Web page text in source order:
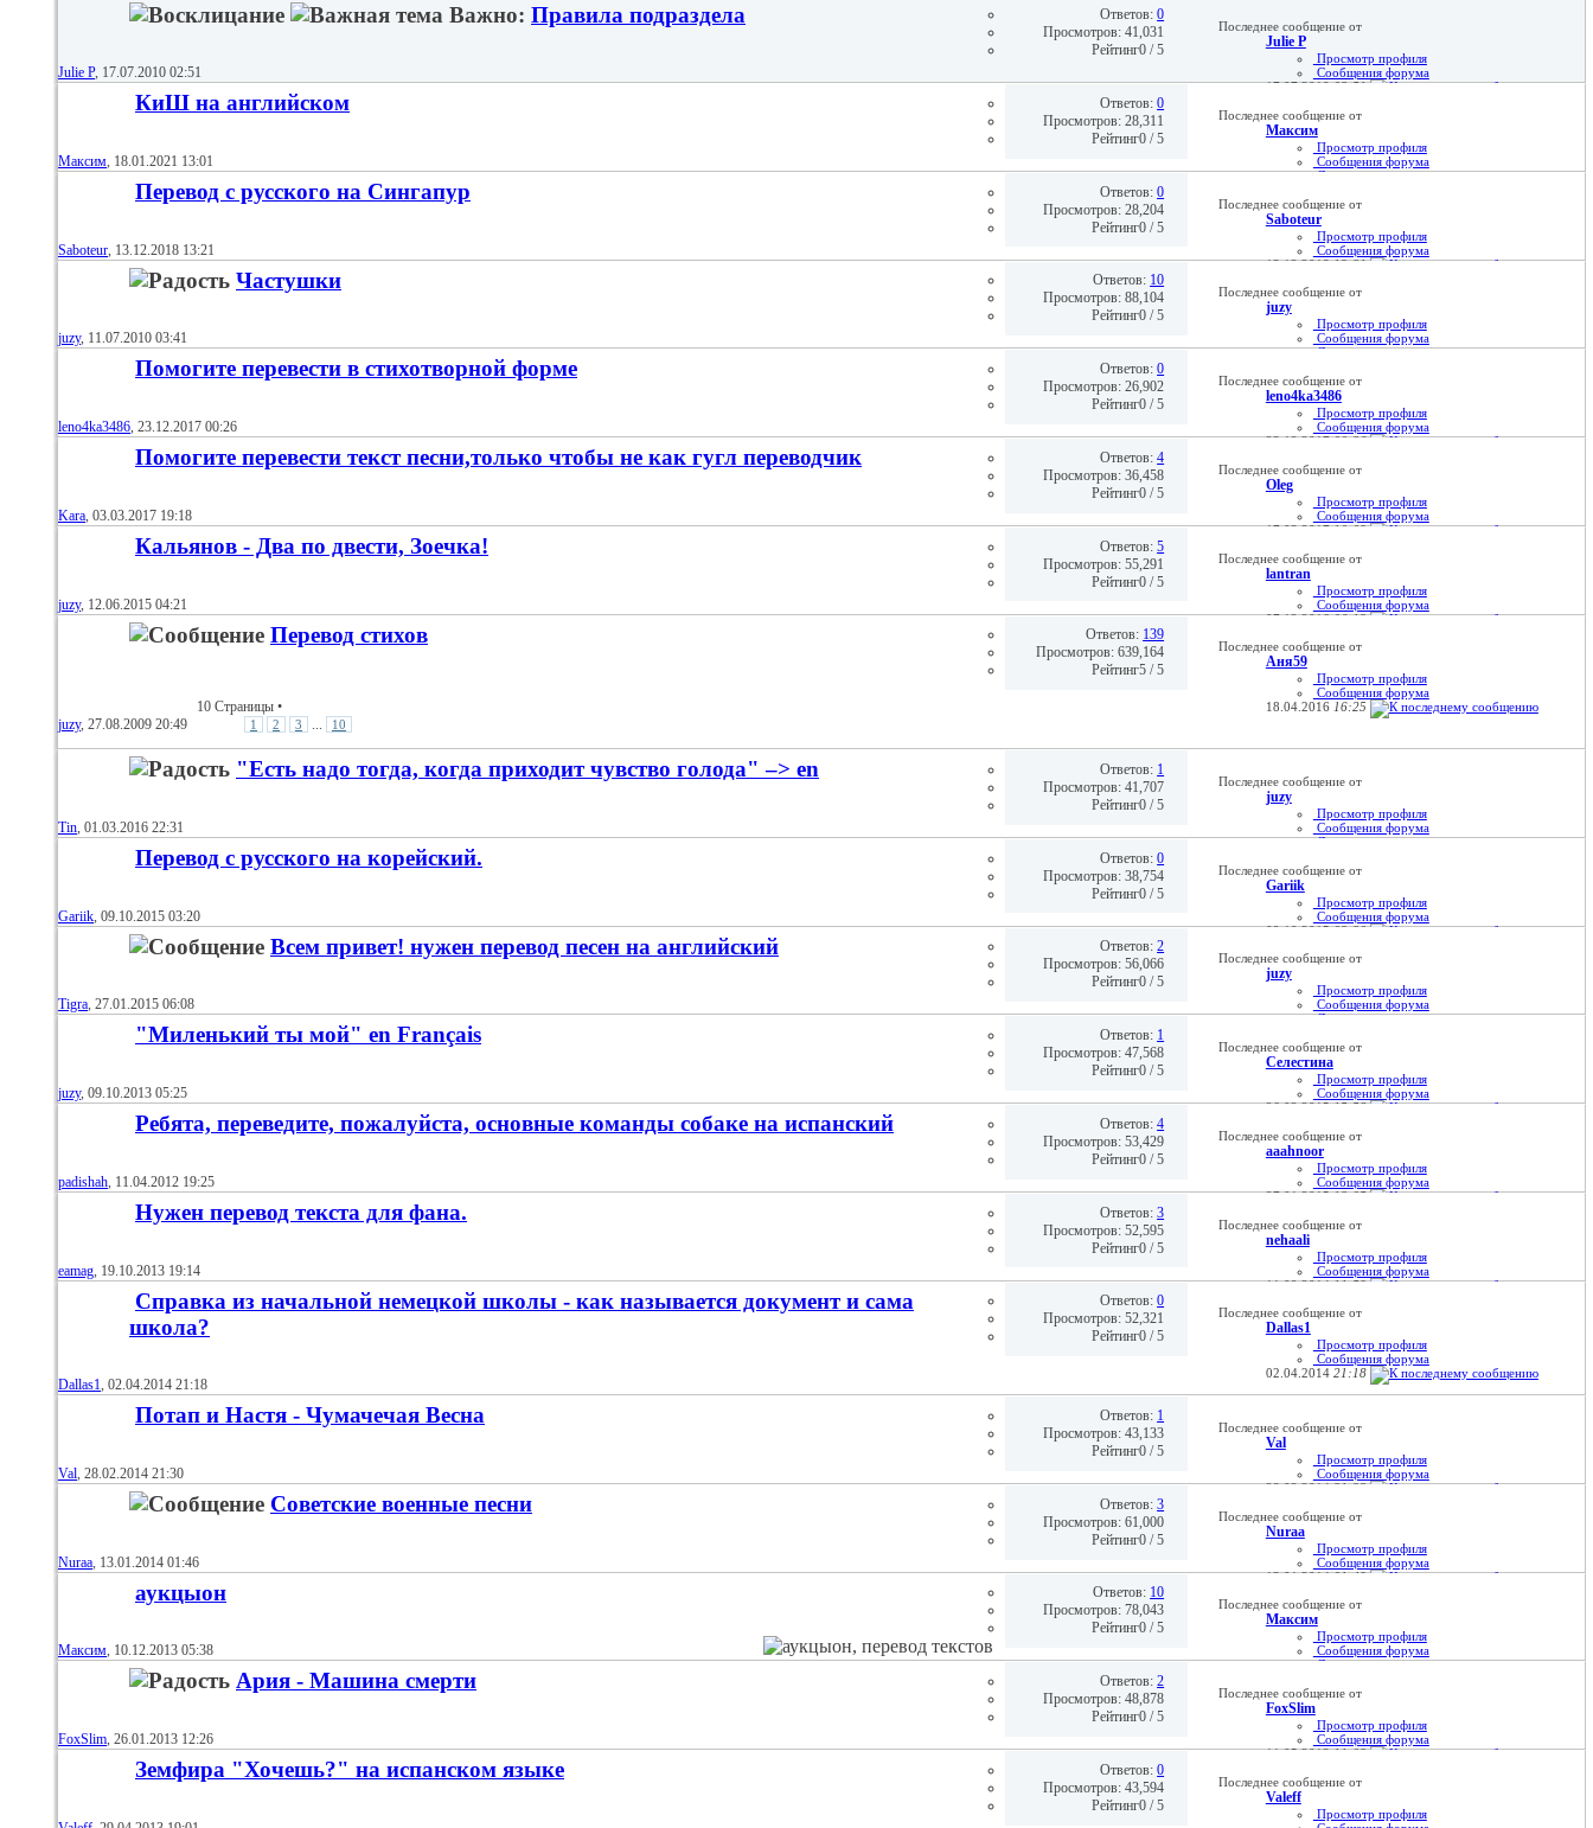
Важно: Правила подраздела
Julie P, 17.07.2010 02:51
Ответов:0
Просмотров: 41,031
Рейтинг0 / 5
Последнее сообщение от
Julie P
Просмотр профиля
Сообщения форума
17.07.201002:51
КиШ на английском
Максим, 18.01.2021 13:01
Ответов:0
Просмотров: 28,311
Рейтинг0 / 5
Последнее сообщение от
Максим
Просмотр профиля
Сообщения форума
Домашняя страница
Перевод с русского на Сингапур
Saboteur , 13.12.2018 13:21
Ответов:0
Просмотров: 28,204
Рейтинг0 / 5
Последнее сообщение от
Saboteur
Просмотр профиля
Сообщения форума
13.12.201813:21
Частушки
juzy, 11.07.2010 03:41
Ответов: 10
Просмотров: 88,104
Рейтинг0 / 5
Последнее сообщение от
juzy
Просмотр профиля
Сообщения форума
Домашняя страница
Помогите перевести в стихотворной форме
leno4ka3486, 23.12.2017 00:26
Ответов:0
Просмотров: 26,902
Рейтинг0 / 5
Последнее сообщение от
leno4ka3486
Просмотр профиля
Сообщения форума
23.12.201700:26
Помогите перевести текст песни,только чтобы не как гугл переводчик
Kara, 03.03.2017 19:18
Ответов:4
Просмотров: 36,458
Рейтинг0 / 5
Последнее сообщение от
Oleg
Просмотр профиля
Сообщения форума
17.03.201710:09
Кальянов - Два по двести, Зоечка!
juzy, 12.06.2015 04:21
Ответов:5
Просмотров: 55,291
Рейтинг0 / 5
Последнее сообщение от
lantran
Просмотр профиля
Сообщения форума
07.12.201606:13
Перевод стихов
juzy, 27.08.2009 20:49
10 Страницы •
1 2 3 ... 10
Ответов: 139
Просмотров: 639,164
Рейтинг5 / 5
Последнее сообщение от
Аня59
Просмотр профиля
Сообщения форума
18.04.2016 16:25
"Есть надо тогда, когда приходит чувство голода" –> en
Tin, 01.03.2016 22:31
Ответов: 1
Просмотров: 41,707
Рейтинг0 / 5
Последнее сообщение от
juzy
Просмотр профиля
Сообщения форума
Домашняя страница
Перевод с русского на корейский.
Gariik , 09.10.2015 03:20
Ответов:0
Просмотров: 38,754
Рейтинг0 / 5
Последнее сообщение от
Gariik
Просмотр профиля
Сообщения форума
09.10.201503:20
Всем привет! нужен перевод песен на английский
Tigra, 27.01.2015 06:08
Ответов:2
Просмотров: 56,066
Рейтинг0 / 5
Последнее сообщение от
juzy
Просмотр профиля
Сообщения форума
Домашняя страница
"Миленький ты мой" en Français
juzy, 09.10.2013 05:25
Ответов: 1
Просмотров: 47,568
Рейтинг0 / 5
Последнее сообщение от
Селестина
Просмотр профиля
Сообщения форума
26.02.201515:58
Ребята, переведите, пожалуйста, основные команды собаке на испанский
padishah, 11.04.2012 19:25
Ответов:4
Просмотров: 53,429
Рейтинг0 / 5
Последнее сообщение от
aaahnoor
Просмотр профиля
Сообщения форума
27.01.201512:05
Нужен перевод текста для фана.
eamag , 19.10.2013 19:14
Ответов:3
Просмотров: 52,595
Рейтинг0 / 5
Последнее сообщение от
nehaali
Просмотр профиля
Сообщения форума
11.09.201411:59
Справка из начальной немецкой школы - как называется документ и сама
школа?
Dallas1, 02.04.2014 21:18
Ответов:0
Просмотров: 52,321
Рейтинг0 / 5
Последнее сообщение от
Dallas1
Просмотр профиля
Сообщения форума
02.04.2014 21:18
Потап и Настя - Чумачечая Весна
Val, 28.02.2014 21:30
Ответов: 1
Просмотров: 43,133
Рейтинг0 / 5
Последнее сообщение от
Val
Просмотр профиля
Сообщения форума
28.02.201421:33
Советские военные песни
Nuraa , 13.01.2014 01:46
Ответов:3
Просмотров: 61,000
Рейтинг0 / 5
Последнее сообщение от
Nuraa
Просмотр профиля
Сообщения форума
13.01.201401:49
аукцыон
Максим, 10.12.2013 05:38
Ответов: 10
Просмотров: 78,043
Рейтинг0 / 5
Последнее сообщение от
Максим
Просмотр профиля
Сообщения форума
Домашняя страница
Ария - Машина смерти
FoxSlim, 26.01.2013 12:26
Ответов:2
Просмотров: 48,878
Рейтинг0 / 5
Последнее сообщение от
FoxSlim
Просмотр профиля
Сообщения форума
11.05.201311:02
Земфира "Хочешь?" на испанском языке Ответов:0
Просмотров: 43,594
Рейтинг0 / 5
Последнее сообщение от
Valeff
Просмотр профиля